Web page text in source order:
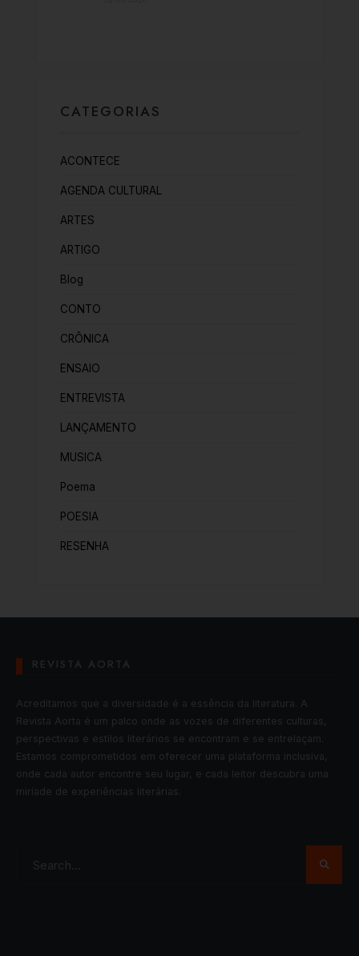
CATEGORIAS
ACONTECE
AGENDA CULTURAL
ARTES
ARTIGO
Blog
CONTO
CRÔNICA
ENSAIO
ENTREVISTA
LANÇAMENTO
MUSICA
Poema
POESIA
RESENHA
REVISTA AORTA
Acreditamos que a diversidade é a essência da literatura. A
Revista Aorta é um palco onde as vozes de diferentes culturas,
perspectivas e estilos literários se encontram e se entrelaçam.
Estamos comprometidos em oferecer uma plataforma inclusiva,
onde cada autor encontre seu lugar, e cada leitor descubra uma
miríade de experiências literárias.